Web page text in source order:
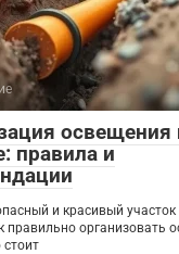
освещения
правила и
и красивый
правильно организовать
стоит